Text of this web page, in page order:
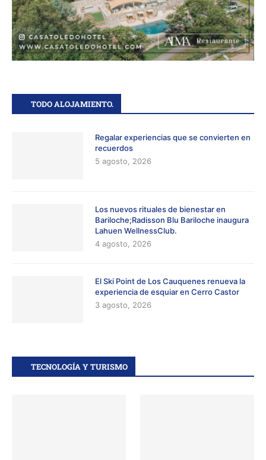
TODO ALOJAMIENTO.
Regalar experiencias que se convierten en
recuerdos
5 agosto, 2026
Los nuevos rituales de bienestar en
Bariloche;Radisson Blu Bariloche inaugura
Lahuen WellnessClub.
4 agosto, 2026
El Ski Point de Los Cauquenes renueva la
experiencia de esquiar en Cerro Castor
3 agosto, 2026
TECNOLOGÍA Y TURISMO